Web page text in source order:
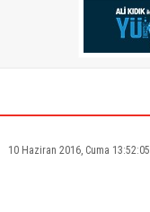
10 Haziran 2016, Cuma 13:52:05